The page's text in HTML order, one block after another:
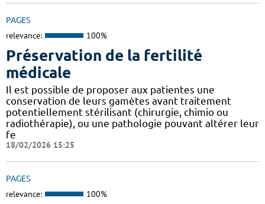
PAGES
relevance: 100%
Préservation de la fertilité
médicale
Il est possible de proposer aux patientes une
conservation de leurs gamètes avant traitement
potentiellement stérilisant (chirurgie, chimio ou
radiothérapie), ou une pathologie pouvant altérer leur
fe
18/02/2026 15:25
PAGES
relevance: 100%